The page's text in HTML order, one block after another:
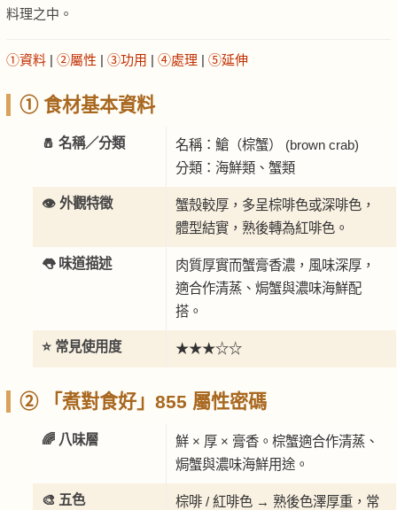
料理之中。
①資料 | ②屬性 | ③功用 | ④處理 | ⑤延伸
① 食材基本資料
🧂 名稱／分類
名稱：䱽（棕蟹） (brown crab)
分類：海鮮類、蟹類
👁️ 外觀特徵
蟹殼較厚，多呈棕啡色或深啡色，
體型結實，熟後轉為紅啡色。
👅 味道描述
肉質厚實而蟹膏香濃，風味深厚，
適合作清蒸、焗蟹與濃味海鮮配
搭。
⭐ 常見使用度 ★★★☆☆
② 「煮對食好」855 屬性密碼
🌈 八味層
鮮 × 厚 × 膏香。棕蟹適合作清蒸、
焗蟹與濃味海鮮用途。
🎨 五色
棕啡 / 紅啡色 → 熟後色澤厚重，常